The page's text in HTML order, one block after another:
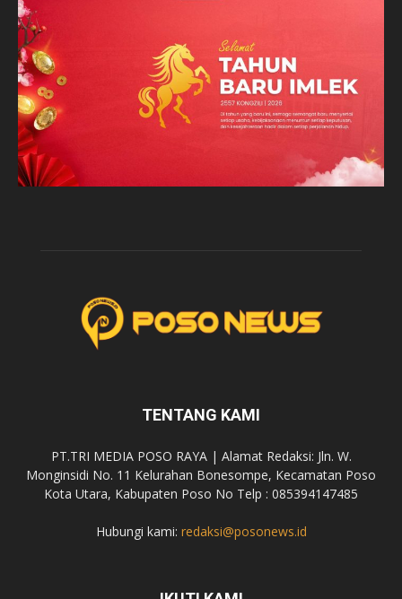
TENTANG KAMI
PT.TRI MEDIA POSO RAYA | Alamat Redaksi: Jln. W.
Monginsidi No. 11 Kelurahan Bonesompe, Kecamatan Poso
Kota Utara, Kabupaten Poso No Telp : 085394147485
Hubungi kami: redaksi@posonews.id